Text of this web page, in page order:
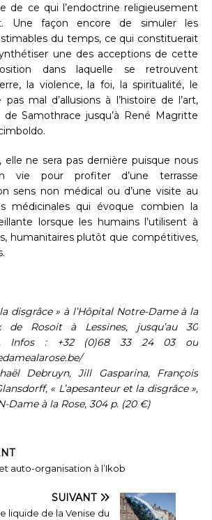
de ce qui l’endoctrine religieusement
Une façon encore de simuler les
du temps, ce qui constituerait
une des acceptions de cette
dans laquelle se retrouvent
la violence, la foi, la spiritualité, le
mal d’allusions à l’histoire de l’art,
Samothrace jusqu’à René Magritte
elle ne sera pas dernière puisque nous
vie pour profiter d’une terrasse
sens non médical ou d’une visite au
médicinales qui évoque combien la
lorsque les humains l’utilisent à
humanitaires plutôt que compétitives,
disgrâce » à l’Hôpital Notre-Dame à la
de Rosoit à Lessines, jusqu’au 30
Infos : +32 (0)68 33 24 03 ou
Debruyn, Jill Gasparina, François
« L’apesanteur et la disgrâce »,
Dame à la Rose, 304 p. (20 €)
auto-organisation à l’Ikob
SUIVANT
liquide de la Venise du